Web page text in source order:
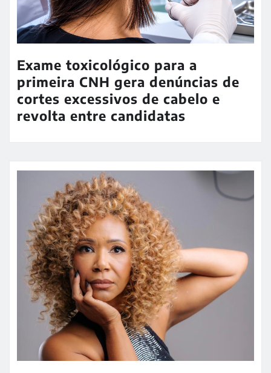
Exame toxicológico para a
primeira CNH gera denúncias de
cortes excessivos de cabelo e
revolta entre candidatas